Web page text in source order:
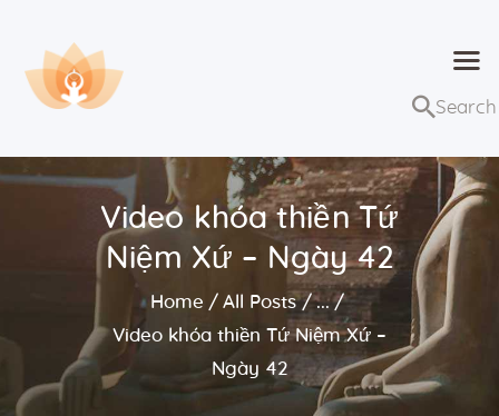
Video khóa thiền Tứ
Niệm Xứ – Ngày 42
Home All Posts
...
Video khóa thiền Tứ Niệm Xứ –
Ngày 42
Trang chủ
Bài giảng
Lớp học và sự kiện
Về Dhammaduta